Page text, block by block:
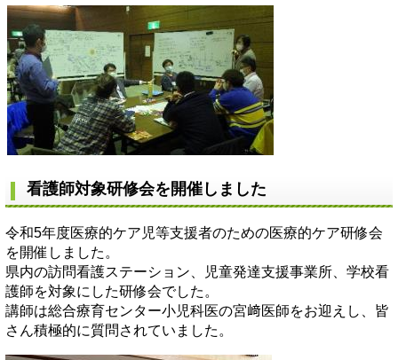
看護師対象研修会を開催しました
令和5年度医療的ケア児等支援者のための医療的ケア研修会
を開催しました。
県内の訪問看護ステーション、児童発達支援事業所、学校看
護師を対象にした研修会でした。
講師は総合療育センター小児科医の宮﨑医師をお迎えし、皆
さん積極的に質問されていました。